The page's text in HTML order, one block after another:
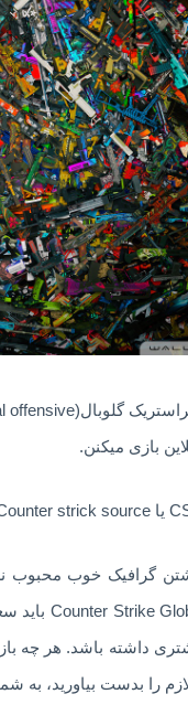
بازی میکنن.
گرافیک خوب
داشته باشد. هر چه
را بدست بیاورید، به